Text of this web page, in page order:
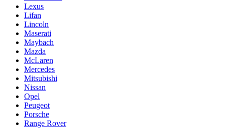
Lexus
Lifan
Lincoln
Maserati
Maybach
Mazda
McLaren
Mercedes
Mitsubishi
Nissan
Opel
Peugeot
Porsche
Range Rover